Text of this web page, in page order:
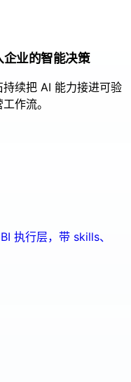
业的智能决策
续把 AI 能力接进可验
作流。
执行层，带 skills、